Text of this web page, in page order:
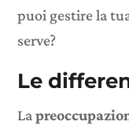
puoi gestire la
serve?
Le
La